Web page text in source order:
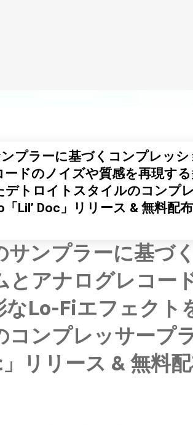
プラーに基づくコンプレッシ
ドのノイズや質感を再現する
トロイトスタイルのコンプレ
Lil’ Doc」リリース & 無料配布
サンプラーに基づ
とアナログレコー
なLo-Fiエフェクト
コンプレッサープ
リリース & 無料